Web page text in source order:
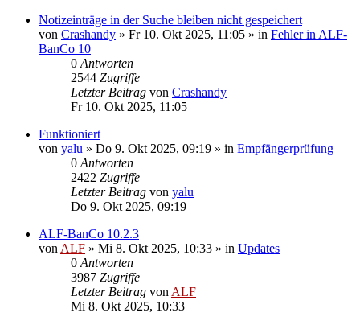
Notizeinträge in der Suche bleiben nicht gespeichert
von Crashandy » Fr 10. Okt 2025, 11:05 » in Fehler in ALF-
BanCo 10
0 Antworten
2544 Zugriffe
Letzter Beitrag von Crashandy
Fr 10. Okt 2025, 11:05
Funktioniert
von yalu » Do 9. Okt 2025, 09:19 » in Empfängerprüfung
0 Antworten
2422 Zugriffe
Letzter Beitrag von yalu
Do 9. Okt 2025, 09:19
ALF-BanCo 10.2.3
von ALF » Mi 8. Okt 2025, 10:33 » in Updates
0 Antworten
3987 Zugriffe
Letzter Beitrag von ALF
Mi 8. Okt 2025, 10:33